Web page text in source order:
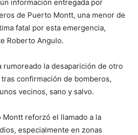
información entregada por
de Puerto Montt, una menor de
fatal por esta emergencia,
Roberto Angulo.
rumoreado la desaparición de otro
confirmación de bomberos,
vecinos, sano y salvo.
reforzó el llamado a la
especialmente en zonas